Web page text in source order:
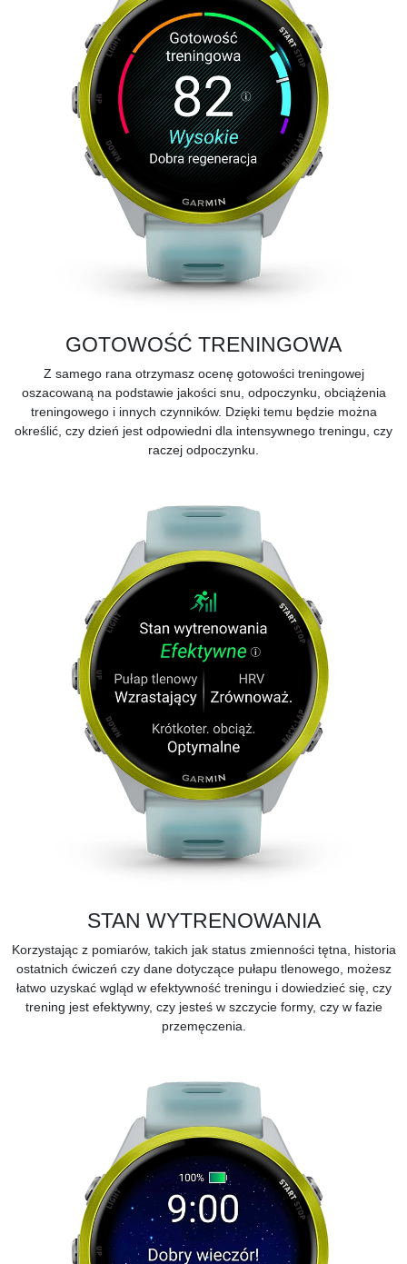
GOTOWOŚĆ TRENINGOWA
Z samego rana otrzymasz ocenę gotowości treningowej
oszacowaną na podstawie jakości snu, odpoczynku, obciążenia
treningowego i innych czynników. Dzięki temu będzie można
określić, czy dzień jest odpowiedni dla intensywnego treningu, czy
raczej odpoczynku.
STAN WYTRENOWANIA
Korzystając z pomiarów, takich jak status zmienności tętna, historia
ostatnich ćwiczeń czy dane dotyczące pułapu tlenowego, możesz
łatwo uzyskać wgląd w efektywność treningu i dowiedzieć się, czy
trening jest efektywny, czy jesteś w szczycie formy, czy w fazie
przemęczenia.